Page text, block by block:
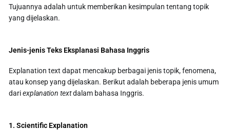
Tujuannya adalah untuk memberikan kesimpulan tentang topik
yang dijelaskan.
Jenis-jenis Teks Eksplanasi Bahasa Inggris
Explanation text dapat mencakup berbagai jenis topik, fenomena,
atau konsep yang dijelaskan. Berikut adalah beberapa jenis umum
dariexplanation textdalam bahasa Inggris.
1. Scientific Explanation